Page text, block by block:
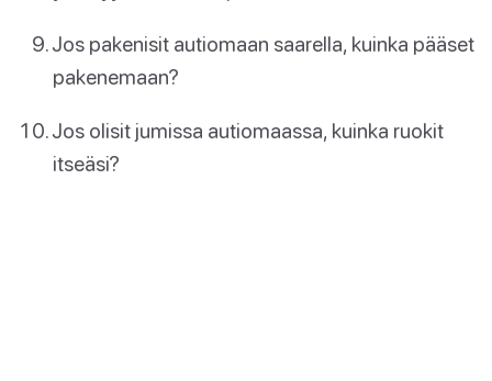
Jos pakenisit autiomaan saarella, kuinka pääset
pakenemaan?
Jos olisit jumissa autiomaassa, kuinka ruokit
itseäsi?